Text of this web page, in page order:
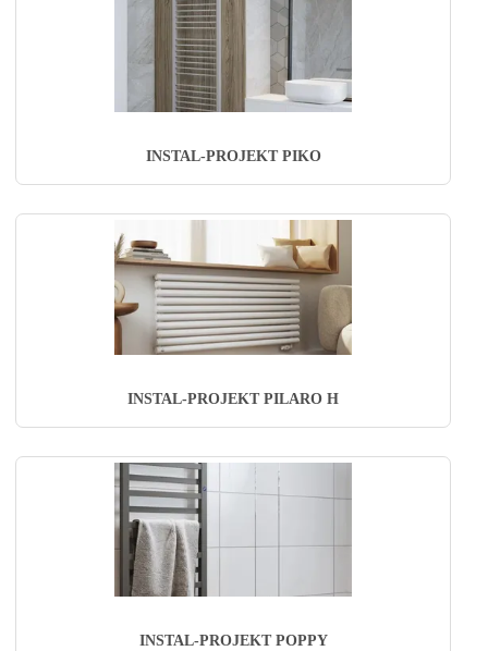
INSTAL-PROJEKT PIKO
INSTAL-PROJEKT PILARO H
INSTAL-PROJEKT POPPY